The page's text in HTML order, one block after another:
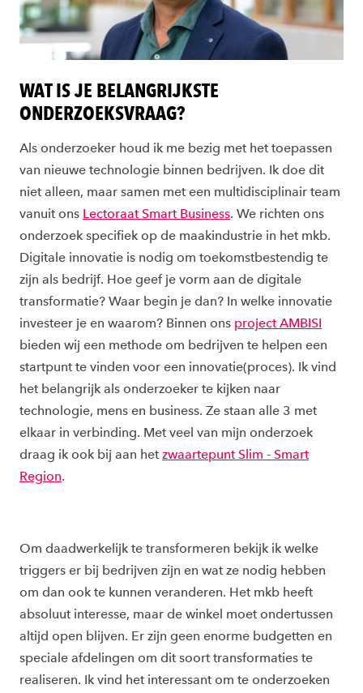
WAT IS JE BELANGRIJKSTE
ONDERZOEKSVRAAG?
Als onderzoeker houd ik me bezig met het toepassen
van nieuwe technologie binnen bedrijven. Ik doe dit
niet alleen, maar samen met een multidisciplinair team
vanuit ons Lectoraat Smart Business. We richten ons
onderzoek specifiek op de maakindustrie in het mkb.
Digitale innovatie is nodig om toekomstbestendig te
zijn als bedrijf. Hoe geef je vorm aan de digitale
transformatie? Waar begin je dan? In welke innovatie
investeer je en waarom? Binnen ons project AMBISI
bieden wij een methode om bedrijven te helpen een
startpunt te vinden voor een innovatie(proces). Ik vind
het belangrijk als onderzoeker te kijken naar
technologie, mens en business. Ze staan alle 3 met
elkaar in verbinding. Met veel van mijn onderzoek
draag ik ook bij aan het zwaartepunt Slim - Smart
Region.
Om daadwerkelijk te transformeren bekijk ik welke
triggers er bij bedrijven zijn en wat ze nodig hebben
om dan ook te kunnen veranderen. Het mkb heeft
absoluut interesse, maar de winkel moet ondertussen
altijd open blijven. Er zijn geen enorme budgetten en
speciale afdelingen om dit soort transformaties te
realiseren. Ik vind het interessant om te onderzoeken